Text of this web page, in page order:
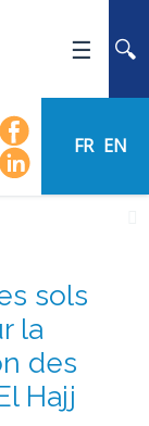
FR EN
sols
la
des
Hajj